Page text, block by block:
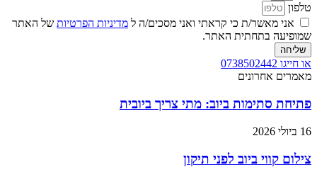
טלפון
אני מאשר/ת כי קראתי ואני מסכים/ה ל מדיניות הפרטיות של האתר
שמופיעה בתחתית האתר.
שליחה
או חייגו 0738502442
מאמרים אחרונים
פתיחת סתימות ביוב: מתי צריך ביובית
16 ביולי 2026
צילום קווי ביוב לפני תיקון